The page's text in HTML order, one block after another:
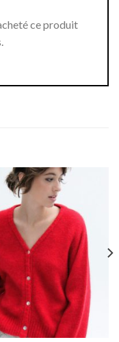
ce produit